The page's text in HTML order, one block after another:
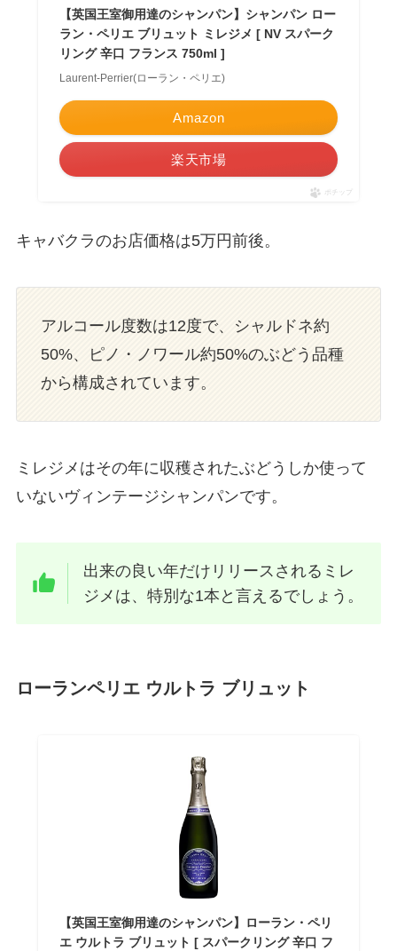
【英国王室御用達のシャンパン】シャンパン ロー
ラン・ペリエ ブリュット ミレジメ [ NV スパーク
リング 辛口 フランス 750ml ]
Laurent-Perrier(ローラン・ペリエ)
Amazon
楽天市場
ポチップ
キャバクラのお店価格は5万円前後。
アルコール度数は12度で、シャルドネ約
50%、ピノ・ノワール約50%のぶどう品種
から構成されています。
ミレジメはその年に収穫されたぶどうしか使って
いないヴィンテージシャンパンです。
出来の良い年だけリリースされるミレ
ジメは、特別な1本と言えるでしょう。
ローランペリエ ウルトラ ブリュット
【英国王室御用達のシャンパン】ローラン・ペリ
エ ウルトラ ブリュット [ スパークリング 辛口 フ